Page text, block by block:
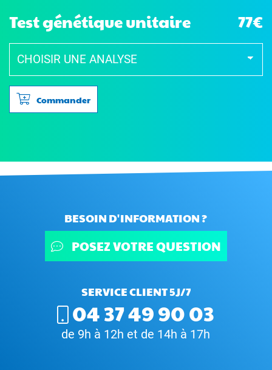
Test génétique unitaire 77€
Commander
BESOIN D'INFORMATION ?
POSEZ VOTRE QUESTION
SERVICE CLIENT 5J/7
04 37 49 90 03
de 9h à 12h et de 14h à 17h